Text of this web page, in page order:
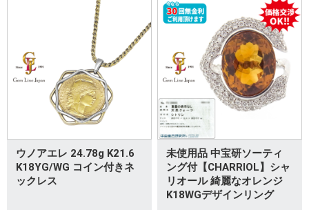
ウノアエレ 24.78g K21.6
K18YG/WG コイン付きネ
ックレス
未使用品 中宝研ソーティ
ング付【CHARRIOL】シャ
リオール 綺麗なオレンジ
K18WGデザインリング